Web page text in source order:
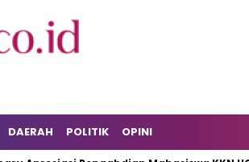
DAERAH POLITIK OPINI